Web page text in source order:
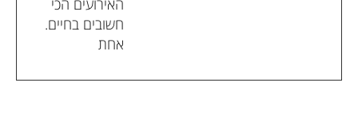
חשובים בחיים.
אחת